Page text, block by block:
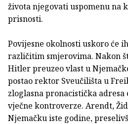
života njegovati uspomenu na
prisnosti.
Povijesne okolnosti uskoro će
različitim smjerovima. Nakon
Hitler preuzeo vlast u
postao rektor Sveučilišta u
zloglasna pronacistička adresa
vječne kontroverze. Arendt,
Njemačku iste godine,